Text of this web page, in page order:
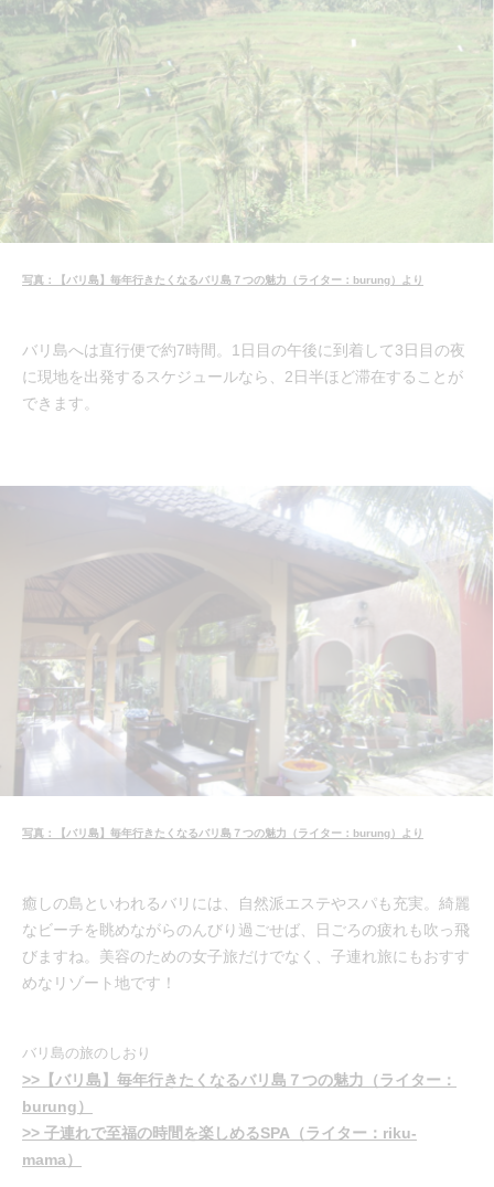
写真：【バリ島】毎年行きたくなるバリ島７つの魅力（ライター：burung）より
バリ島へは直行便で約7時間。1日目の午後に到着して3日目の夜
に現地を出発するスケジュールなら、2日半ほど滞在することが
できます。
写真：【バリ島】毎年行きたくなるバリ島７つの魅力（ライター：burung）より
癒しの島といわれるバリには、自然派エステやスパも充実。綺麗
なビーチを眺めながらのんびり過ごせば、日ごろの疲れも吹っ飛
びますね。美容のための女子旅だけでなく、子連れ旅にもおすす
めなリゾート地です！
バリ島の旅のしおり
>>【バリ島】毎年行きたくなるバリ島７つの魅力（ライター：
burung）
>> 子連れで至福の時間を楽しめるSPA（ライター：riku-
mama）